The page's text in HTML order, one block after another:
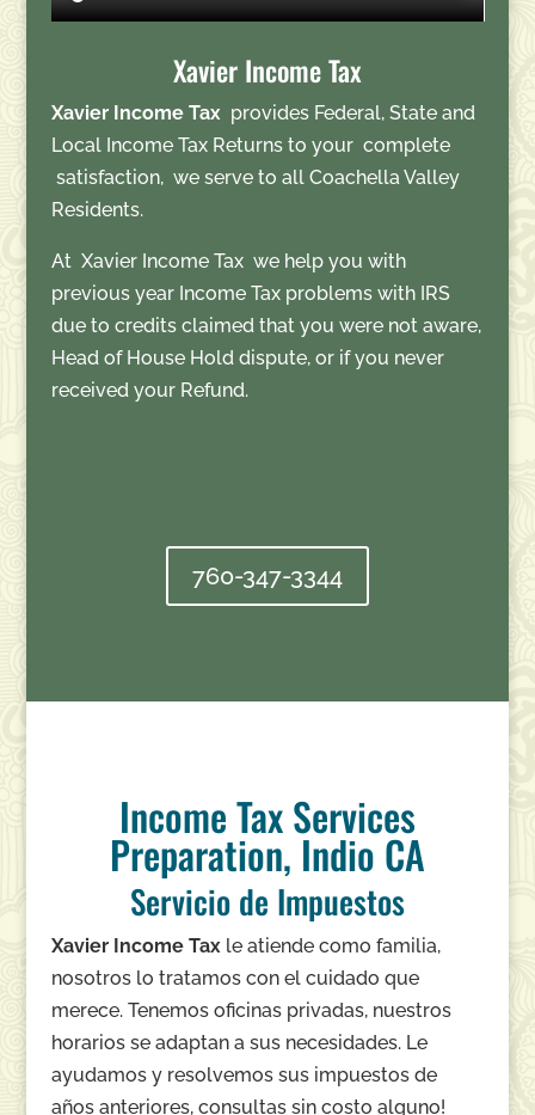
Xavier Income Tax
Xavier Income Taxprovides Federal, State and
Local Income Tax Returns to your complete
satisfaction, we serve to all Coachella Valley
Residents.
At Xavier Income Tax we help you with
previous year Income Tax problems with IRS
due to credits claimed that you were not aware,
Head of House Hold dispute, or if you never
received your Refund.
760-347-3344
Income Tax Services
Preparation, Indio CA
Servicio de Impuestos
Xavier Income Taxle atiende como familia,
nosotros lo tratamos con el cuidado que
merece. Tenemos oficinas privadas, nuestros
horarios se adaptan a sus necesidades. Le
ayudamos y resolvemos sus impuestos de
años anteriores, consultas sin costo alguno!